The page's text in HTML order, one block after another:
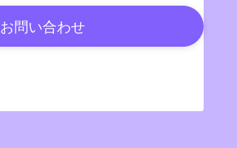
お問い合わせ